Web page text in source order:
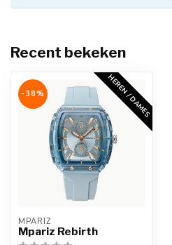
Recent bekeken
HEREN / DAMES
-38%
MPARIZ
Mpariz Rebirth